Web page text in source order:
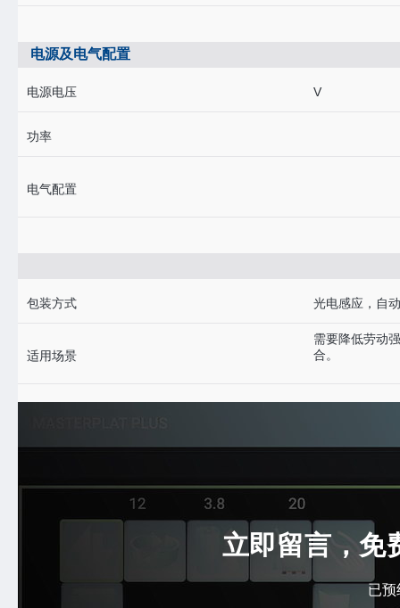
电源及电气配置
电源电压 V
功率
电气配置
包装方式 光电感应，自
适用场景
需要降低劳动
合。
立即留言，免
已预